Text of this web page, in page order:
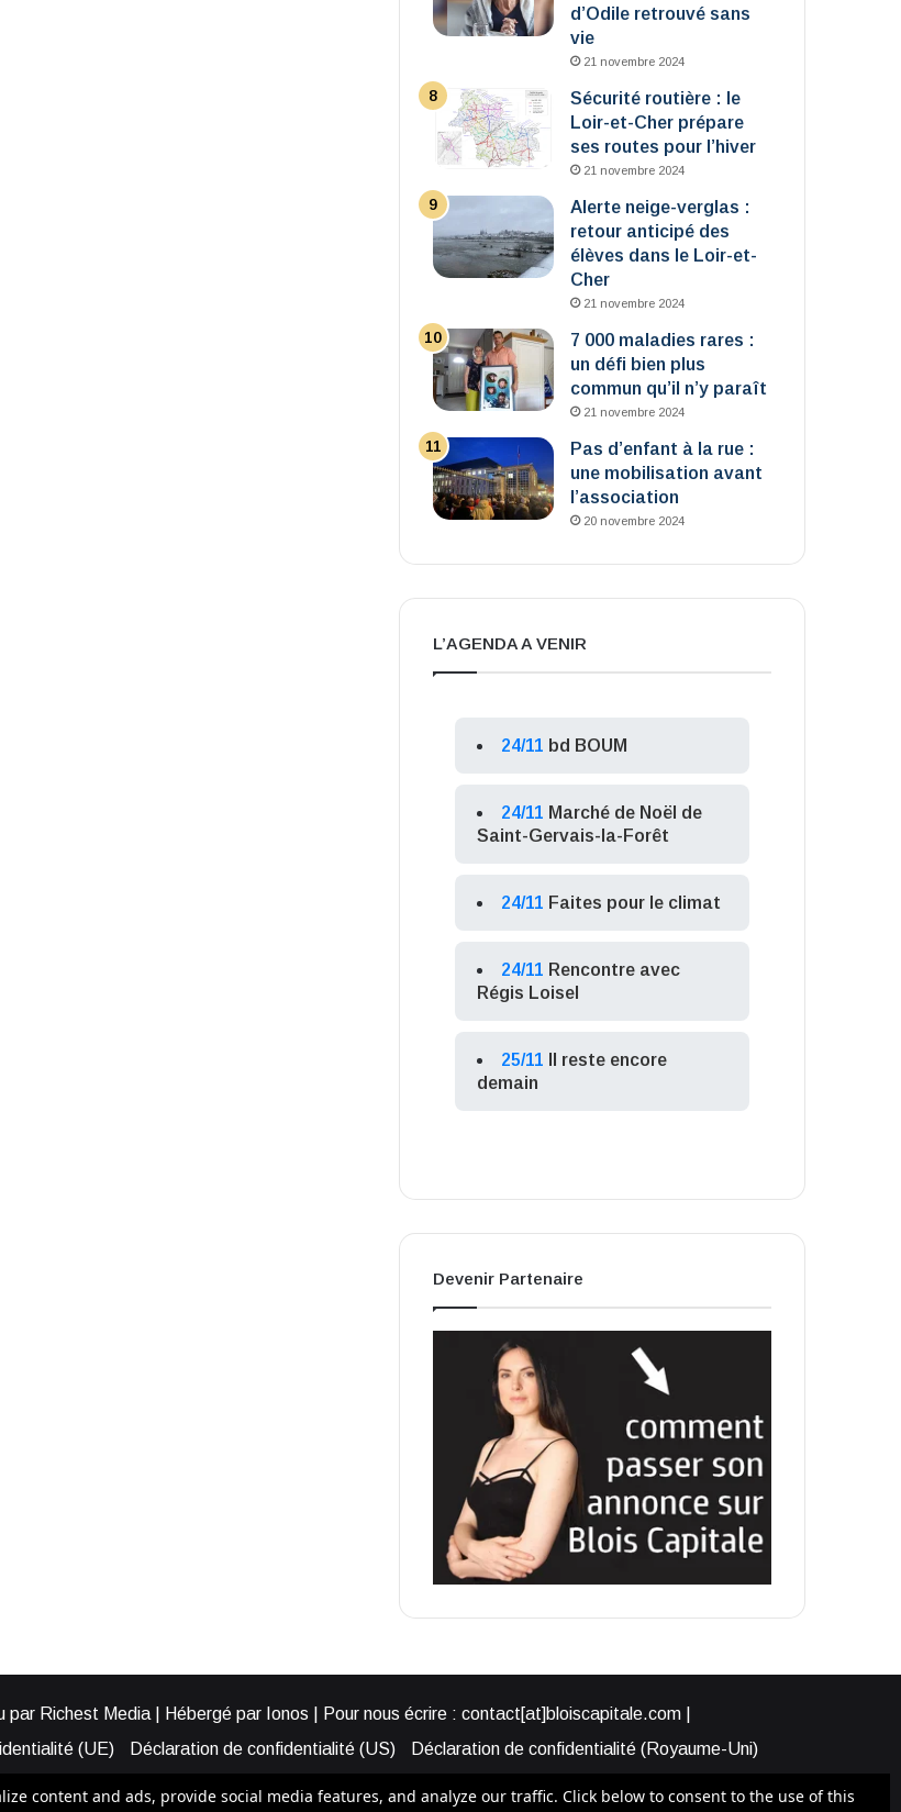
d’Odile retrouvé sans
vie
21 novembre 2024
Sécurité routière : le
Loir-et-Cher prépare
ses routes pour l’hiver
21 novembre 2024
Alerte neige-verglas :
retour anticipé des
élèves dans le Loir-et-
Cher
21 novembre 2024
7 000 maladies rares :
un défi bien plus
commun qu’il n’y paraît
21 novembre 2024
Pas d’enfant à la rue :
une mobilisation avant
l’association
20 novembre 2024
L’AGENDA A VENIR
24/11 bd BOUM
24/11 Marché de Noël de
Saint-Gervais-la-Forêt
24/11 Faites pour le climat
24/11 Rencontre avec
Régis Loisel
25/11
Il reste encore
demain
Devenir Partenaire
Richest Media | Hébergé par Ionos | Pour nous écrire : contact[at]bloiscapitale.com |
(UE) Déclaration de confidentialité (US)
Déclaration de confidentialité (Royaume-Uni)
content and ads, provide social media features, and analyze our traffic. Click below to consent to the use of this